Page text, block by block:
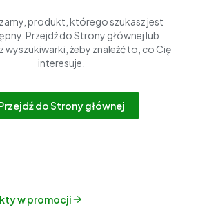
produkt, którego szukasz jest
Przejdź do Strony głównej lub
wyszukiwarki, żeby znaleźć to, co Cię
interesuje.
do Strony głównej
w promocji